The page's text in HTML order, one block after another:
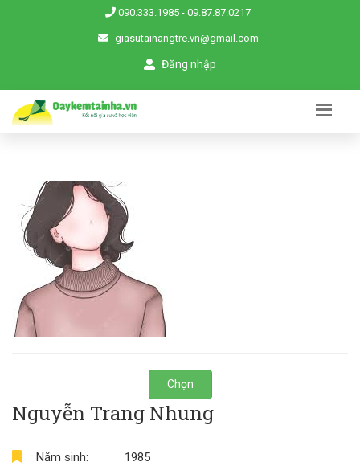
090.333.1985 - 09.87.87.0217
giasutainangtre.vn@gmail.com
Đăng nhập
Chọn
Nguyễn Trang Nhung
Năm sinh: 1985